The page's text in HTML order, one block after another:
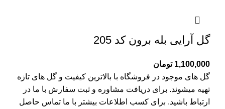
گل آرایی بله برون کد 205
1,100,000 تومان
گل های موجود در فروشگاه با بالاترین کیفیت و گل های تازه
تهیه میشوند. برای دریافت مشاوره و ثبت سفارش با ما در
ارتباط باشید. برای کسب اطلاعات بیشتر با ما تماس حاصل